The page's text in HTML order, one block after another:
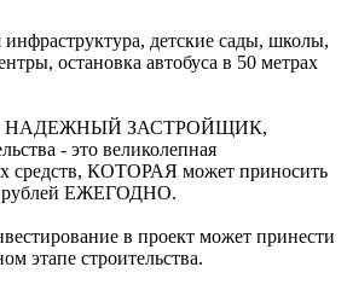
инфраструктура, детские сады, школы,
остановка автобуса в 50 метрах
НАДЕЖНЫЙ ЗАСТРОЙЩИК,
- это великолепная
КОТОРАЯ может приносить
рублей ЕЖЕГОДНО.
в проект может принести
этапе строительства.